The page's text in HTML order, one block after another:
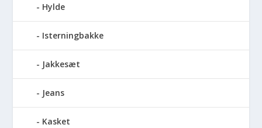
Hylde
Isterningbakke
Jakkesæt
Jeans
Kasket